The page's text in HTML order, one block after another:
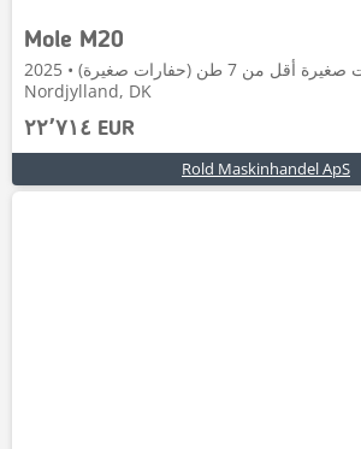
Mole M20
حفارات صغيرة أقل من 7 طن (حفارات صغيرة) • 2025 • Arden،
Nordjylland, DK
٢٢٬٧١٤ EUR
Rold Maskinhandel ApS